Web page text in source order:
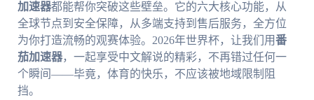
加速器都能帮你突破这些壁垒。它的六大核心功能，从
全球节点到安全保障，从多端支持到售后服务，全方位
为你打造流畅的观赛体验。2026年世界杯，让我们用番
茄加速器，一起享受中文解说的精彩，不再错过任何一
个瞬间——毕竟，体育的快乐，不应该被地域限制阻
挡。